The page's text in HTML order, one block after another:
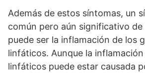
Además de estos síntomas, un
común pero aún significativo de
puede ser la inflamación de los
linfáticos. Aunque la
linfáticos puede estar causada